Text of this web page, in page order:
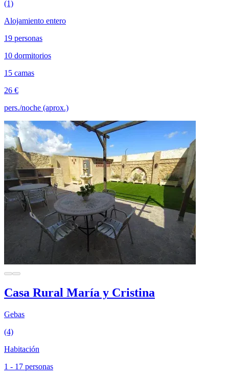
(1)
Alojamiento entero
19 personas
10 dormitorios
15 camas
26 €
pers./noche (aprox.)
Casa Rural María y Cristina
Gebas
(4)
Habitación
1 - 17 personas